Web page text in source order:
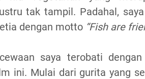
tak tampil. Padahal,
dengan motto “Fish are
saya terobati
ini. Mulai dari gurita yang